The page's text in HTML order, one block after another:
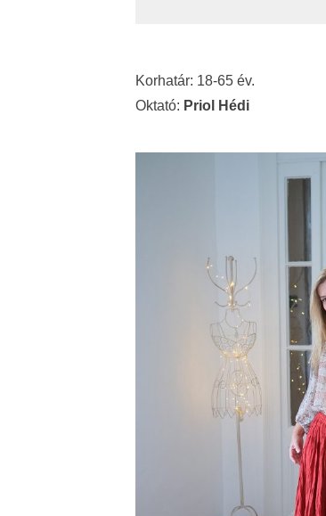
Korhatár: 18-65 év.
Oktató: Priol Hédi